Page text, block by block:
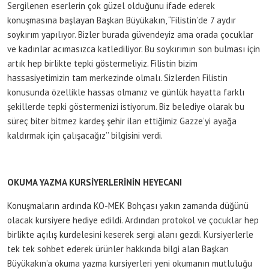
Sergilenen eserlerin çok güzel olduğunu ifade ederek
konuşmasına başlayan Başkan Büyükakın, “Filistin’de 7 aydır
soykırım yapılıyor. Bizler burada güvendeyiz ama orada çocuklar
ve kadınlar acımasızca katlediliyor. Bu soykırımın son bulması için
artık hep birlikte tepki göstermeliyiz. Filistin bizim
hassasiyetimizin tam merkezinde olmalı. Sizlerden Filistin
konusunda özellikle hassas olmanız ve günlük hayatta farklı
şekillerde tepki göstermenizi istiyorum. Biz belediye olarak bu
süreç biter bitmez kardeş şehir ilan ettiğimiz Gazze’yi ayağa
kaldırmak için çalışacağız’’ bilgisini verdi.
OKUMA YAZMA KURSİYERLERİNİN HEYECANI
Konuşmaların ardında KO-MEK Bohçası yakın zamanda düğünü
olacak kursiyere hediye edildi. Ardından protokol ve çocuklar hep
birlikte açılış kurdelesini keserek sergi alanı gezdi. Kursiyerlerle
tek tek sohbet ederek ürünler hakkında bilgi alan Başkan
Büyükakın’a okuma yazma kursiyerleri yeni okumanın mutluluğu